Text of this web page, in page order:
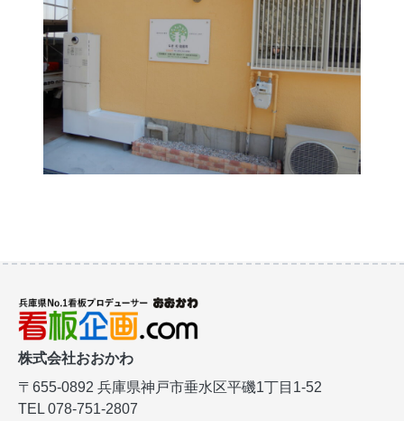
株式会社おおかわ
〒655-0892 兵庫県神戸市垂水区平磯1丁目1-52
TEL 078-751-2807